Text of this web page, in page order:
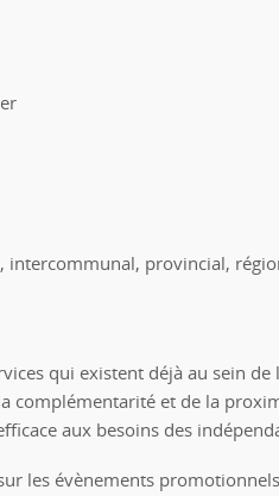
provincial,
qui existent déjà au sein
complémentarité et de la
aux besoins des
les évènements